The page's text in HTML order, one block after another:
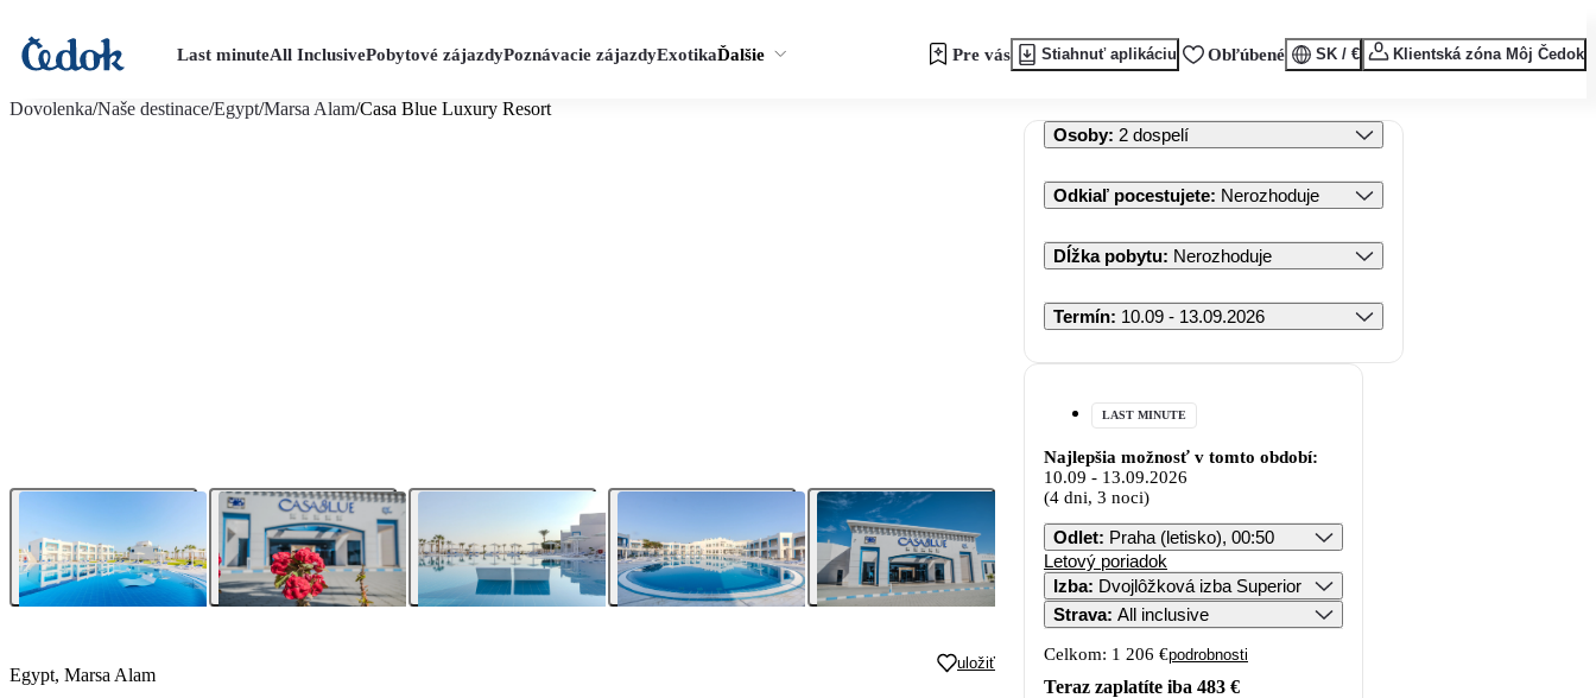
Last minuteAll InclusivePobytové zájazdyPoznávacie zájazdyExotikaĎalšie Pre vás Stiahnuť aplikáciu Obľúbené SK / € Klientská zóna Môj Čedok
Dovolenka/Naše destinace/Egypt/Marsa Alam/Casa Blue Luxury Resort
Egypt, Marsa Alam
uložiť
Osoby: 2 dospelí
Odkiaľ pocestujete: Nerozhoduje
Dĺžka pobytu: Nerozhoduje
Termín: 10.09 - 13.09.2026
LAST MINUTE
Najlepšia možnosť v tomto období:
10.09 - 13.09.2026
(4 dni, 3 noci)
Odlet: Praha (letisko), 00:50
Letový poriadok
Izba: Dvojlôžková izba Superior
Strava: All inclusive
Celkom: 1 206 €podrobnosti
Teraz zaplatíte iba 483 €